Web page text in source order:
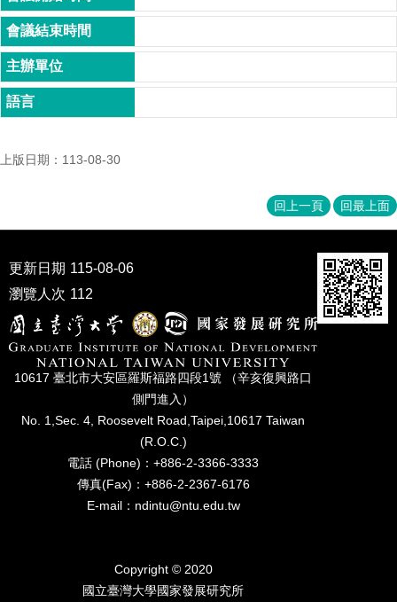
在
職
專
班
學
術
究
發
研
究
期
刊
口
試
區
上版日期：113-08-30
回上一頁 回最上面
更新日期 115-08-06
瀏覽人次 112
10617 臺北市⼤安區羅斯福路四段1號 （辛亥復興路⼝
側⾨進入）
No. 1,Sec. 4, Roosevelt Road,Taipei,10617 Taiwan
(R.O.C.)
電話 (Phone)：+886-2-3366-3333
傳真(Fax)：+886-2-2367-6176
E-mail：ndintu@ntu.edu.tw
Copyright © 2020
國立臺灣⼤學國家發展研究所